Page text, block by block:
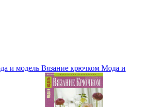
и модель Вязание крючком Мода и